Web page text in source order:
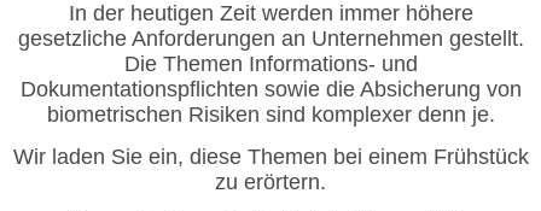
Zum Thema: Digitalisierung der betrieblichen Vorsorge
und Benefits
Jetzt kostenlos anmelden und Platz sichern!
In der heutigen Zeit werden immer höhere
gesetzliche Anforderungen an Unternehmen gestellt.
Die Themen Informations- und
Dokumentationspflichten sowie die Absicherung von
biometrischen Risiken sind komplexer denn je.
Wir laden Sie ein, diese Themen bei einem Frühstück
zu erörtern.